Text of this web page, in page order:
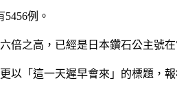
例。
倍之高，已經是日本鑽石公主號在
以「這一天遲早會來」的標題，